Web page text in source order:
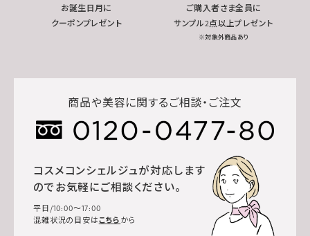
お誕生日月に
クーポンプレゼント
ご購入者さま全員に
サンプル2点以上プレゼント
※対象外商品あり
商品や美容に関するご相談・ご注文
コスメコンシェルジュが対応します
のでお気軽にご相談ください。
平日/10:00～17:00
混雑状況の目安はこちら から